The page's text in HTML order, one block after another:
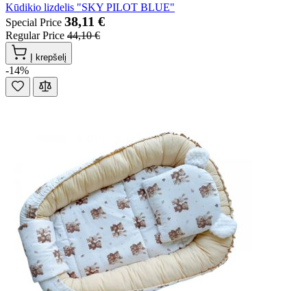
Kūdikio lizdelis "SKY PILOT BLUE"
Special Price 38,11 €
Regular Price 44,10 €
Į krepšelį
-14%